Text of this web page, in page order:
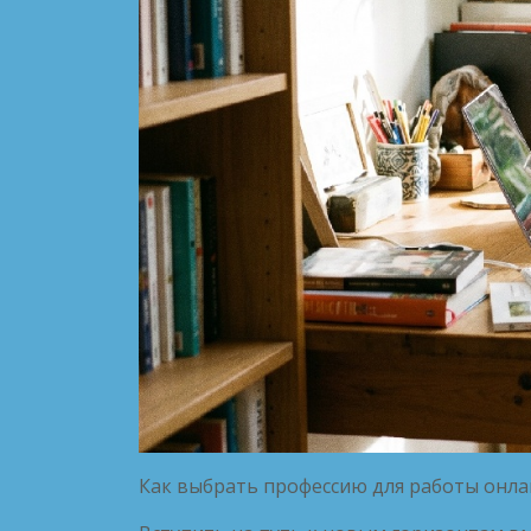
Как выбрать профессию для работы